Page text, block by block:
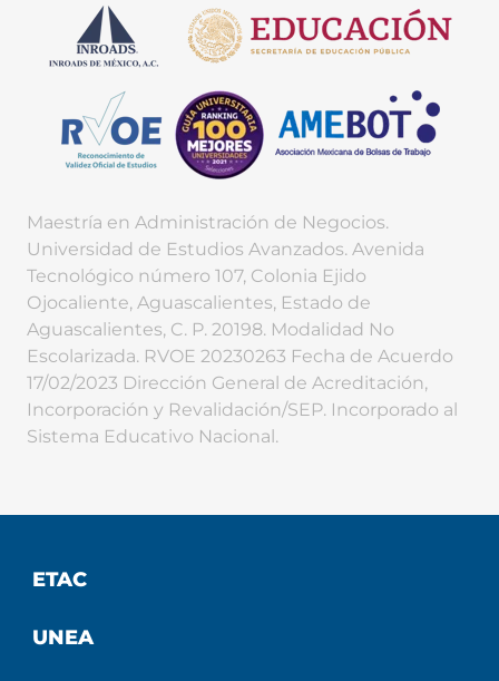
Maestría en Administración de Negocios.
Universidad de Estudios Avanzados. Avenida
Tecnológico número 107, Colonia Ejido
Ojocaliente, Aguascalientes, Estado de
Aguascalientes, C. P. 20198. Modalidad No
Escolarizada. RVOE 20230263 Fecha de Acuerdo
17/02/2023 Dirección General de Acreditación,
Incorporación y Revalidación/SEP. Incorporado al
Sistema Educativo Nacional.
ETAC
UNEA